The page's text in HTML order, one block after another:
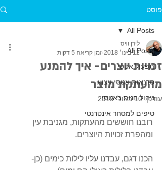
פוסט
All Posts
תפעול אטסי
סדנאות אטסי ויצוא
ניהול חנות באטסי
טיפים למסחר אינטרנטי
All Posts
זכויות יוצרים- איך להמנע
מהעתקת מוצר
לירן וויס
12 בינו׳ 2018
זמן קריאה 5 דקות
עודכן:10 באוג׳ 2019
רובנו חוששים מהעתקות, מגניבת עין
ומהפרת זכויות היוצרים.
הכנו דגם, עבדנו עליו לילות כימים (כן-